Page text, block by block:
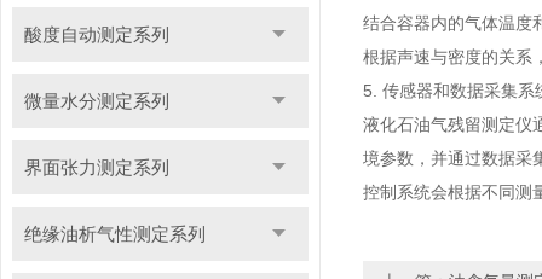
酸度自动测定系列
微量水分测定系列
界面张力测定系列
绝缘油析气性测定系列
结合容器内的气体温度
根据声速与密度的关系
5. 传感器和数据采集系
液化石油气残留测定仪
境参数，并通过数据采
控制系统会根据不同测